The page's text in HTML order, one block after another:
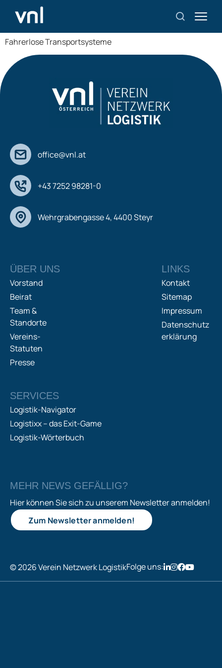
FTS
Fahrerlose Transportsysteme
office@vnl.at
+43 7252 98281-0
Wehrgrabengasse 4, 4400 Steyr
ÜBER UNS
Vorstand
Beirat
Team &
Standorte
Vereins-
Statuten
Presse
LINKS
Kontakt
Sitemap
Impressum
Datenschutz
erklärung
SERVICES
Logistik-Navigator
Logistixx – das Exit-Game
Logistik-Wörterbuch
MEHR NEWS GEFÄLLIG?
Hier können Sie sich zu unserem Newsletter anmelden!
Zum Newsletter anmelden!
© 2026 Verein Netzwerk LogistikFolge uns: